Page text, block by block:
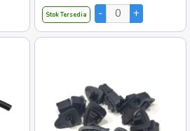
Stok Tersedia